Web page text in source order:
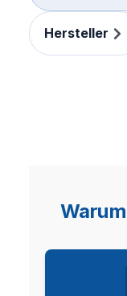
Hersteller